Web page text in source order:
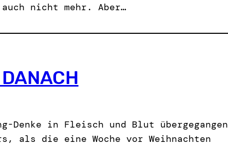
nicht mehr. Aber…
Denke in Fleisch und Blut übergegangen
als die eine Woche vor Weihnachten